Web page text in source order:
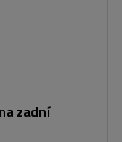
zadní